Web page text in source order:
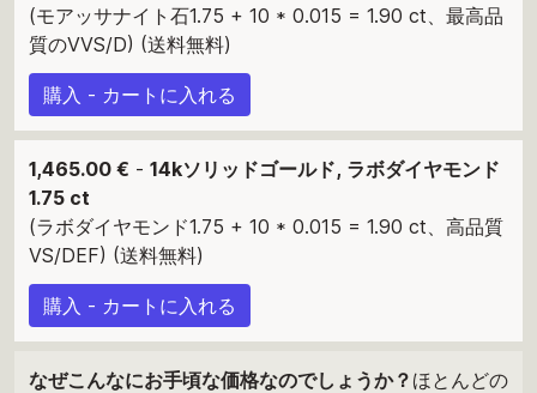
(モアッサナイト石1.75 + 10 * 0.015 = 1.90 ct、最高品
質のVVS/D) (送料無料)
購入 - カートに入れる
1,465.00 € - 14kソリッドゴールド, ラボダイヤモンド
1.75 ct
(ラボダイヤモンド1.75 + 10 * 0.015 = 1.90 ct、高品質
VS/DEF) (送料無料)
購入 - カートに入れる
なぜこんなにお手頃な価格なのでしょうか？ ほとんどの